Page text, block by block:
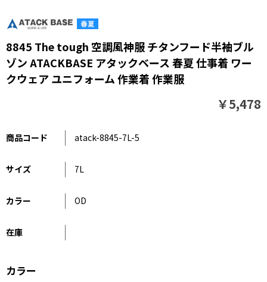
8845 The tough 空調風神服 チタンフード半袖ブル
ゾン ATACKBASE アタックベース 春夏 仕事着 ワー
クウェア ユニフォーム 作業着 作業服
￥5,478
商品コード atack-8845-7L-5
サイズ 7L
カラー OD
在庫
カラー